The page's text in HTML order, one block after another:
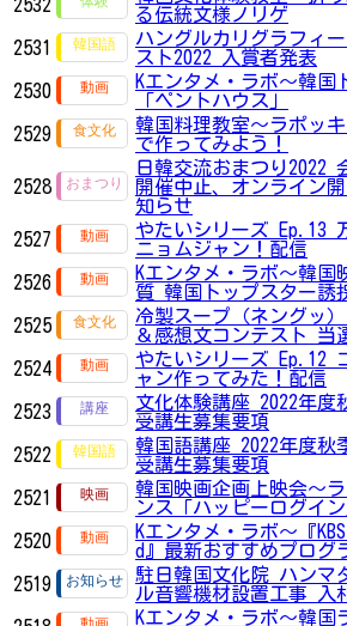
2532
る伝統文様ノリゲ
2531
ハングルカリグラフィ
スト2022 入賞者発表
2530
Kエンタメ・ラボ～韓国
「ペントハウス」
2529
韓国料理教室〜ラポッ
で作ってみよう！
2528
日韓交流おまつり2022
開催中止、オンライン
知らせ
2527
やたいシリーズ Ep.13
ニョムジャン！配信
2526
Kエンタメ・ラボ～韓国
質 韓国トップスター誘
2525
冷製スープ（ネングッ
＆感想文コンテスト 当
2524
やたいシリーズ Ep.12
ャン作ってみた！配信
2523
文化体験講座 2022年度
受講生募集要項
2522
韓国語講座 2022年度秋
受講生募集要項
2521
韓国映画企画上映会～
ンス「ハッピーログイン
2520
Kエンタメ・ラボ～『
d』最新おすすめプログ
2519
駐日韓国文化院 ハンマ
ル音響機材設置工事 入
Kエンタメ・ラボ～韓国